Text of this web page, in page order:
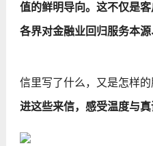
值的鲜明导向。这不仅是
各界对金融业回归服务本源
信里写了什么，又是怎样的
进这些来信，感受温度与真